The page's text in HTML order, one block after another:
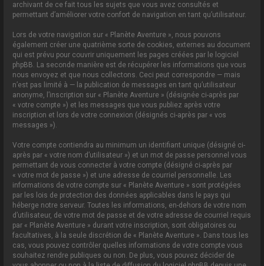
archivant de ce fait tous les sujets que vous avez consultés et
permettant d’améliorer votre confort de navigation en tant qu’utilisateur.
Lors de votre navigation sur « Planète Aventure », nous pouvons
également créer une quatrième sorte de cookies, externes au document
qui est prévu pour couvrir uniquement les pages créées par le logiciel
phpBB. La seconde manière est de récupérer les informations que vous
nous envoyez et que nous collectons. Ceci peut correspondre — mais
n’est pas limité à — la publication de messages en tant qu’utilisateur
anonyme, l’inscription sur « Planète Aventure » (désignée ci-après par
« votre compte ») et les messages que vous publiez après votre
inscription et lors de votre connexion (désignés ci-après par « vos
messages »).
Votre compte contiendra au minimum un identifiant unique (désigné ci-
après par « votre nom d’utilisateur ») et un mot de passe personnel vous
permettant de vous connecter à votre compte (désigné ci-après par
« votre mot de passe ») et une adresse de courriel personnelle. Les
informations de votre compte sur « Planète Aventure » sont protégées
par les lois de protection des données applicables dans le pays qui
héberge notre serveur. Toutes les informations, en-dehors de votre nom
d’utilisateur, de votre mot de passe et de votre adresse de courriel requis
par « Planète Aventure » durant votre inscription, sont obligatoires ou
facultatives, à la seule discrétion de « Planète Aventure ». Dans tous les
cas, vous pouvez contrôler quelles informations de votre compte vous
souhaitez rendre publiques ou non. De plus, vous pouvez décider de